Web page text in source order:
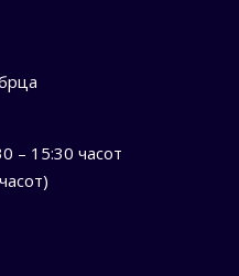
– 15:30 часот